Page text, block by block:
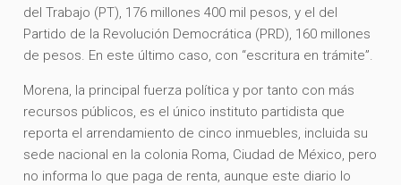
del Trabajo (PT), 176 millones 400 mil pesos, y el del
Partido de la Revolución Democrática (PRD), 160 millones
de pesos. En este último caso, con “escritura en trámite”.
Morena, la principal fuerza política y por tanto con más
recursos públicos, es el único instituto partidista que
reporta el arrendamiento de cinco inmuebles, incluida su
sede nacional en la colonia Roma, Ciudad de México, pero
no informa lo que paga de renta, aunque este diario lo